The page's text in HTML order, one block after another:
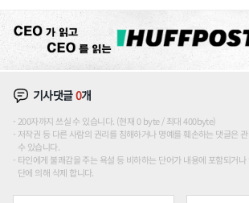
기사댓글0개
200자까지 쓰실 수 있습니다. (현재 0 byte / 최대 400byte)
저작권 등 다른 사람의 권리를 침해하거나 명예를 훼손하는 댓글은
수 있습니다.
타인에게 불쾌감을 주는 욕설 등 비하하는 단어가 내용에 포함되거
단에 의해 삭제 합니다.